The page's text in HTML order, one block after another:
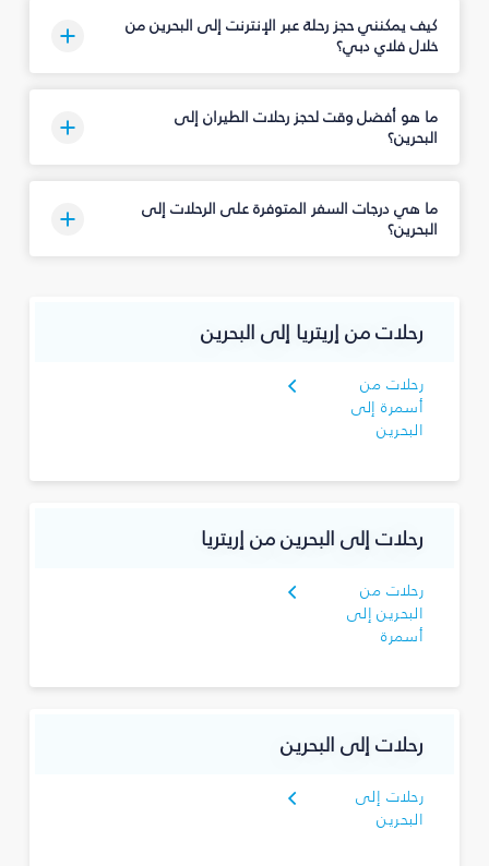
كيف يمكنني حجز رحلة عبر الإنترنت إلى البحرين من
خلال فلاي دبي؟
ما هو أفضل وقت لحجز رحلات الطيران إلى
البحرين؟
ما هي درجات السفر المتوفرة على الرحلات إلى
البحرين؟
رحلات من إريتريا إلى البحرين
رحلات من
أسمرة إلى
البحرين
رحلات إلى البحرين من إريتريا
رحلات من
البحرين إلى
أسمرة
رحلات إلى البحرين
رحلات إلى
البحرين